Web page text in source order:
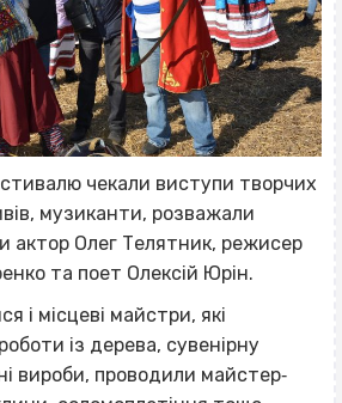
чекали виступи творчих
музиканти, розважали
актор Олег Телятник, режисер
та поет Олексій Юрін.
і місцеві майстри, які
із дерева, сувенірну
вироби, проводили майстер‐